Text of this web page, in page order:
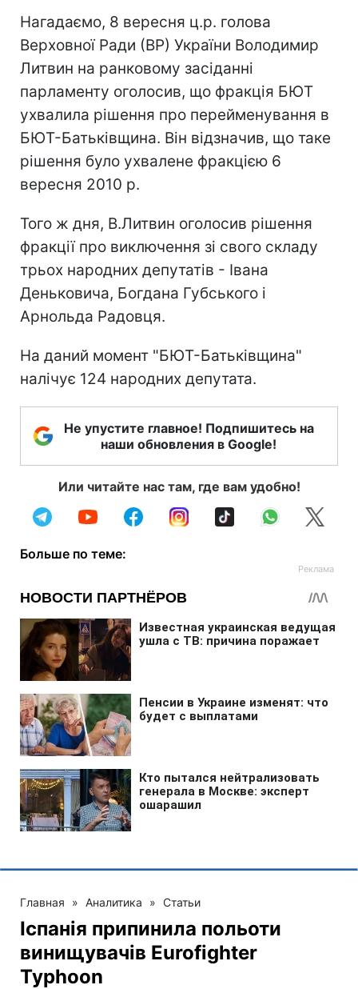
Нагадаємо, 8 вересня ц.р. голова
Верховної Ради (ВР) України Володимир
Литвин на ранковому засіданні
парламенту оголосив, що фракція БЮТ
ухвалила рішення про перейменування в
БЮТ-Батьківщина. Він відзначив, що таке
рішення було ухвалене фракцією 6
вересня 2010 р.
Того ж дня, В.Литвин оголосив рішення
фракції про виключення зі свого складу
трьох народних депутатів - Івана
Деньковича, Богдана Губського і
Арнольда Радовця.
На даний момент "БЮТ-Батьківщина"
налічує 124 народних депутата.
Не упустите главное! Подпишитесь на
наши обновления в Google!
Или читайте нас там, где вам удобно!
Больше по теме:
Главная » Аналитика » Статьи
Іспанія припинила польоти
винищувачів Eurofighter
Typhoon